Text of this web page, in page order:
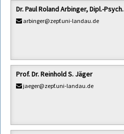
Dr. Paul Roland Arbinger, Dipl.-Psych.
arbinger@zepf.uni-landau.de
Prof. Dr. Reinhold S. Jäger
jaeger@zepf.uni-landau.de